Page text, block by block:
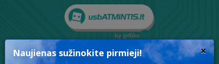
×
Naujienas sužinokite pirmieji!